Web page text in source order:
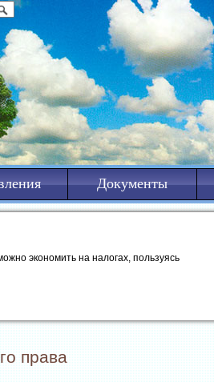
Документы
экономить на налогах, пользуясь
права